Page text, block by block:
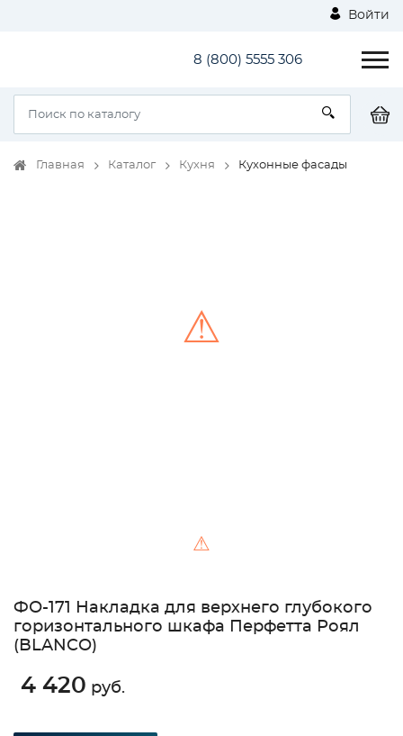
Войти
8 (800) 5555 306
Главная Каталог Кухня Кухонные фасады
⚠
⚠
ФО-171 Накладка для верхнего глубокого
горизонтального шкафа Перфетта Роял
(BLANCO)
4 420 руб.